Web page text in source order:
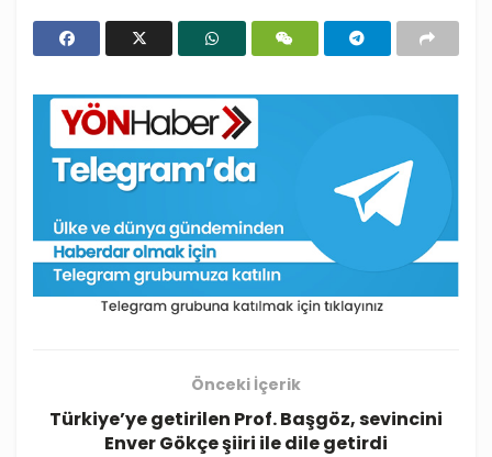
Önceki İçerik
Türkiye’ye getirilen Prof. Başgöz, sevincini
Enver Gökçe şiiri ile dile getirdi